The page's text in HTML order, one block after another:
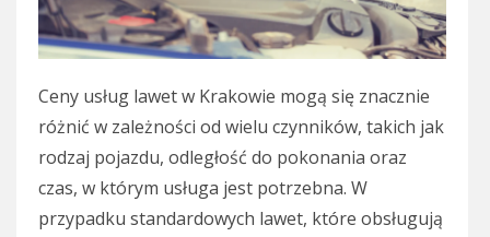
Ceny usług lawet w Krakowie mogą się znacznie
różnić w zależności od wielu czynników, takich jak
rodzaj pojazdu, odległość do pokonania oraz
czas, w którym usługa jest potrzebna. W
przypadku standardowych lawet, które obsługują